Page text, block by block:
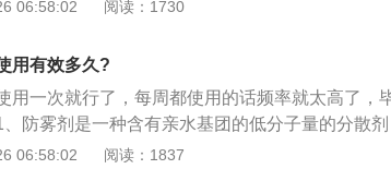
06:58:02 阅读：1730
用有效多久?
用一次就行了，每周都使用的话频率就太高了，
防雾剂是一种含有亲水基团的低分子量的分散
成，涂布在透明物体表面会形成一个涂层；2、涂
06:58:02 阅读：1837